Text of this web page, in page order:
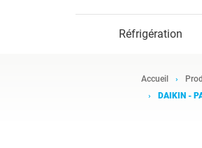
Réfrigération
Accueil
DAIKIN -